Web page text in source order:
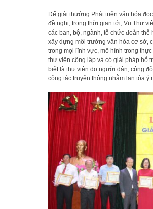
Để giải thưởng Phát triển văn hóa
đề nghị, trong thời gian tới, Vụ Thư
các ban, bộ, ngành, tổ chức đoàn
xây dựng môi trường văn hóa cơ sở,
trong mọi lĩnh vực, mô hình trong
thư viện công lập và có giải pháp hỗ
biệt là thư viện do người dân, cộng
công tác truyền thông nhằm lan tỏa